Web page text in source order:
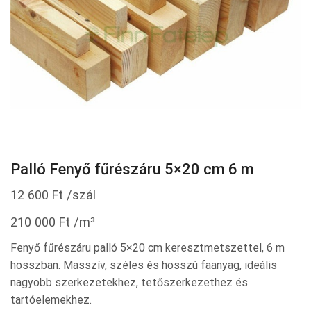
Palló Fenyő fűrészáru 5×20 cm 6 m
12 600 Ft /szál
210 000 Ft /m³
Fenyő fűrészáru palló 5×20 cm keresztmetszettel, 6 m
hosszban. Masszív, széles és hosszú faanyag, ideális
nagyobb szerkezetekhez, tetőszerkezethez és
tartóelemekhez.